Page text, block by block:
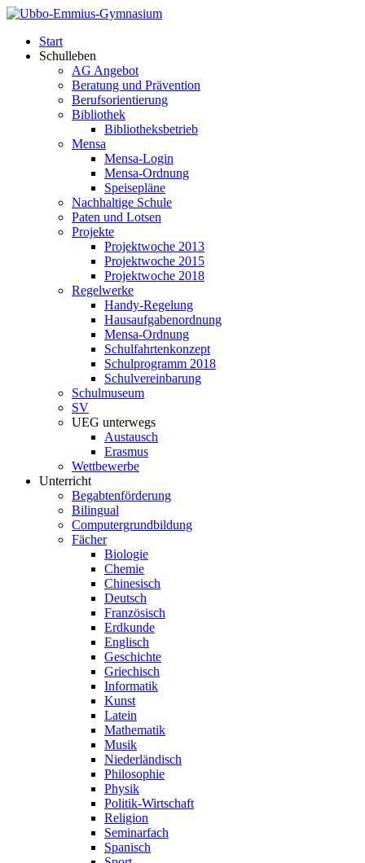
Start
Schulleben
AG Angebot
Beratung und Prävention
Berufsorientierung
Bibliothek
Bibliotheksbetrieb
Mensa
Mensa-Login
Mensa-Ordnung
Speisepläne
Nachhaltige Schule
Paten und Lotsen
Projekte
Projektwoche 2013
Projektwoche 2015
Projektwoche 2018
Regelwerke
Handy-Regelung
Hausaufgabenordnung
Mensa-Ordnung
Schulfahrtenkonzept
Schulprogramm 2018
Schulvereinbarung
Schulmuseum
SV
UEG unterwegs
Austausch
Erasmus
Wettbewerbe
Unterricht
Begabtenförderung
Bilingual
Computergrundbildung
Fächer
Biologie
Chemie
Chinesisch
Deutsch
Französisch
Erdkunde
Englisch
Geschichte
Griechisch
Informatik
Kunst
Latein
Mathematik
Musik
Niederländisch
Philosophie
Physik
Politik-Wirtschaft
Religion
Seminarfach
Spanisch